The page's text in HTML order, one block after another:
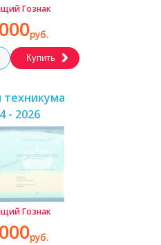
Гознак
руб.
Купить
- 2026
Гознак
руб.